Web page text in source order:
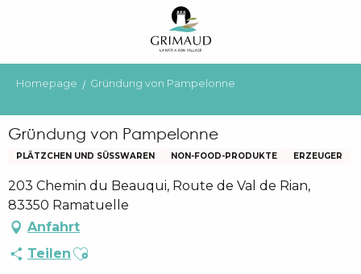
principal
Homepage Gründung von Pampelonne
Gründung von Pampelonne
PLÄTZCHEN UND SÜSSWAREN NON-FOOD-PRODUKTE ERZEUGER
203 Chemin du Beauqui, Route de Val de Rian,
83350 Ramatuelle
Anfahrt
Teilen Ajouter aux favoris